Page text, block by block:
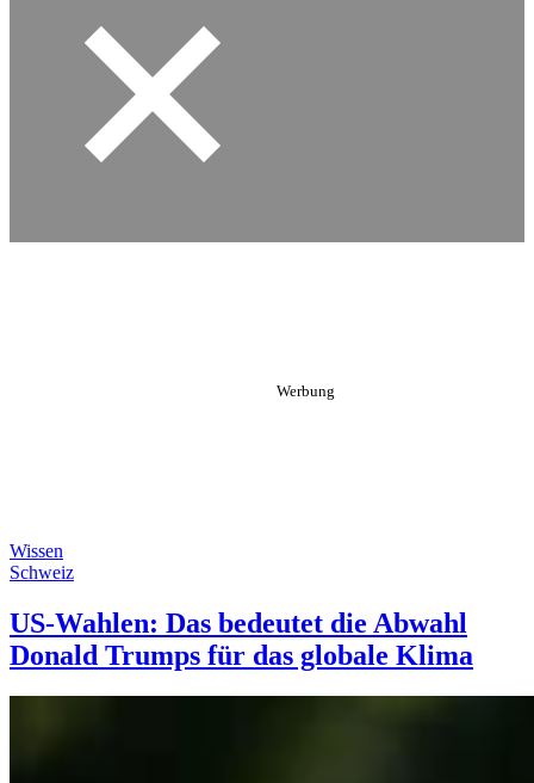
Wissen
Schweiz
US-Wahlen: Das bedeutet die Abwahl
Donald Trumps für das globale Klima